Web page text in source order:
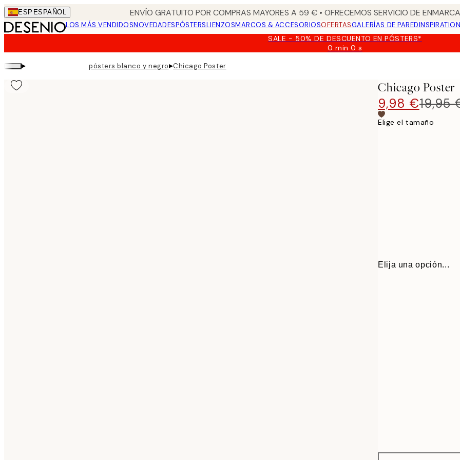
Skip
to
main
ESP ESPAÑOL ENVÍO GRATUITO POR COMPRAS MAYORES A 59 € • OFRECEMOS SERVICIO DE
LOS MÁS VENDIDOSNOVEDADESPÓSTERSLIENZOSMARCOS & ACCESORIOSOFERTASGALERÍAS DE PARED
SALE - 50% DE DESCUENTO EN PÓSTERS*
0 min0 s
Válido
▸ pósters blanco y negro▸Chicago Poster
Chicago Poster
9,98 €19,95
Elige el tamaño
Elija una opción...